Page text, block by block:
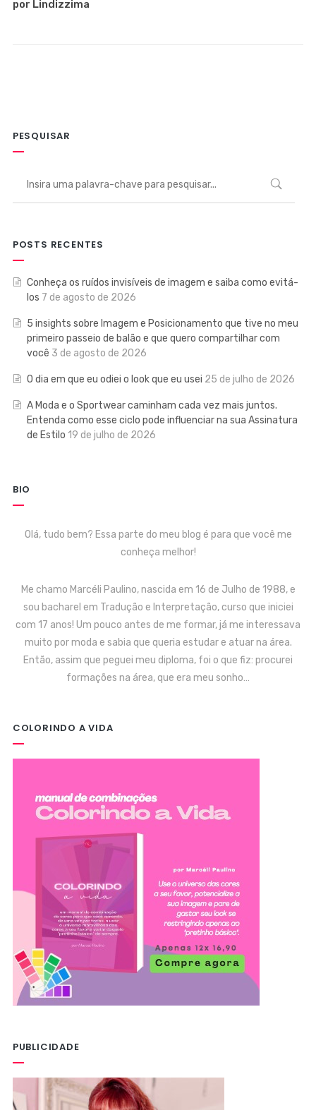
por Lindizzima
PESQUISAR
POSTS RECENTES
Conheça os ruídos invisíveis de imagem e saiba como evitá-
los 7 de agosto de 2026
5 insights sobre Imagem e Posicionamento que tive no meu
primeiro passeio de balão e que quero compartilhar com
você 3 de agosto de 2026
O dia em que eu odiei o look que eu usei 25 de julho de 2026
A Moda e o Sportwear caminham cada vez mais juntos.
Entenda como esse ciclo pode influenciar na sua Assinatura
de Estilo 19 de julho de 2026
BIO
Olá, tudo bem? Essa parte do meu blog é para que você me
conheça melhor!
Me chamo Marcéli Paulino, nascida em 16 de Julho de 1988, e
sou bacharel em Tradução e Interpretação, curso que iniciei
com 17 anos! Um pouco antes de me formar, já me interessava
muito por moda e sabia que queria estudar e atuar na área.
Então, assim que peguei meu diploma, foi o que fiz: procurei
formações na área, que era meu sonho…
COLORINDO A VIDA
PUBLICIDADE